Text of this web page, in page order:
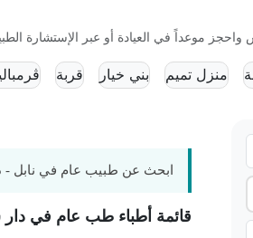
موعداً في العيادة أو عبر الإستشارة
منزل تميم بني خيار قربة
ابحث عن طبيب عام في نابل -
قائمة أطباء طب عام في دار